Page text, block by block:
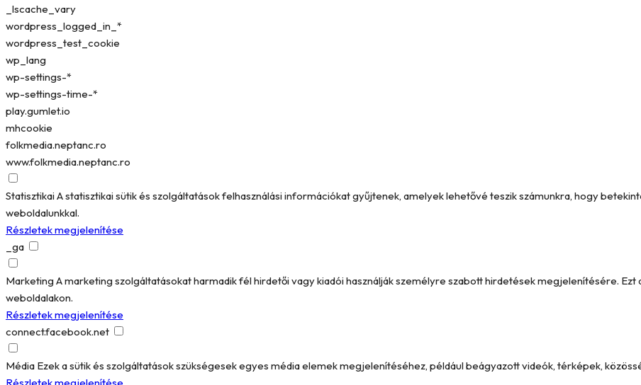
_lscache_vary
wordpress_logged_in_*
wordpress_test_cookie
wp_lang
wp-settings-*
wp-settings-time-*
play.gumlet.io
mhcookie
folkmedia.neptanc.ro
www.folkmedia.neptanc.ro
StatisztikaiA statisztikai sütik és szolgáltatások felhasználási információkat gyűjtenek, amelyek lehetővé teszik számunkra, hogy
weboldalunkkal.
Részletek megjelenítése
_ga
Marketing A marketing szolgáltatásokat harmadik fél hirdetői vagy kiadói használják személyre szabott hirdetések megjelenítésére.
weboldalakon.
Részletek megjelenítése
connect.facebook.net
Média Ezek a sütik és szolgáltatások szükségesek egyes média elemek megjelenítéséhez, például beágyazott videók, térképek,